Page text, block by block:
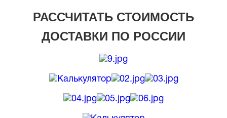
РАССЧИТАТЬ СТОИМОСТЬ
ДОСТАВКИ ПО РОССИИ